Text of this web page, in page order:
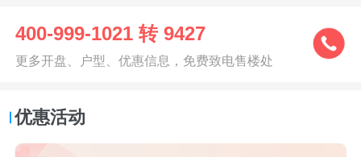
400-999-1021 转 9427
更多开盘、户型、优惠信息，免费致电售楼处
优惠活动